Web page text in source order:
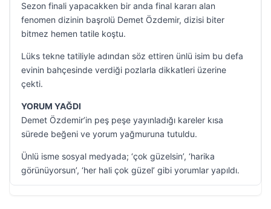
Sezon finali yapacakken bir anda final kararı alan
fenomen dizinin başrolü Demet Özdemir, dizisi biter
bitmez hemen tatile koştu.
Lüks tekne tatiliyle adından söz ettiren ünlü isim bu defa
evinin bahçesinde verdiği pozlarla dikkatleri üzerine
çekti.
YORUM YAĞDI
Demet Özdemir’in peş peşe yayınladığı kareler kısa
sürede beğeni ve yorum yağmuruna tutuldu.
Ünlü isme sosyal medyada; ‘çok güzelsin’, ‘harika
görünüyorsun’, ‘her hali çok güzel’ gibi yorumlar yapıldı.